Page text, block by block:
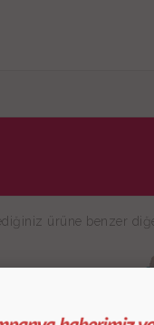
ürüne benzer